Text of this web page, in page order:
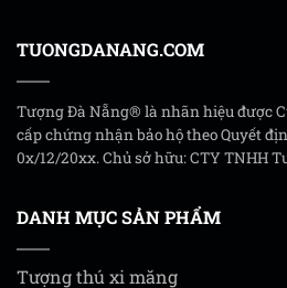
TUONGDANANG.COM
Tượng Đà Nẵng® là nhãn hiệu được
cấp chứng nhận bảo hộ theo Quyết
0x/12/20xx. Chủ sở hữu: CTY TNHH
DANH MỤC SẢN PHẨM
Tượng thú xi măng